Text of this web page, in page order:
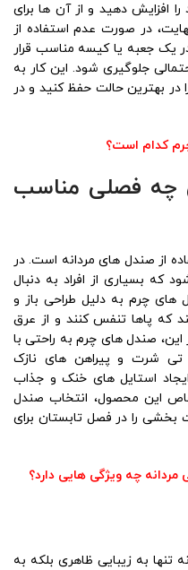
افزایش دهید و از آن‌ ها برای
در صورت عدم استفاده از
یک جعبه یا کیسه مناسب قرار
جلوگیری شود. این کار به
بهترین حالت حفظ کنید و در
کدام است؟
چه فصلی مناسب
از صندل های مردانه است. در
که بسیاری از افراد به دنبال
چرم به دلیل طراحی باز و
که پاها تنفس کنند و از عرق
این، صندل‌ های چرم به راحتی با
تی‌ شرت و پیراهن‌ های نازک
استایل ‌های خنک و جذاب
این محصول، انتخاب صندل
‌بخشی را در فصل تابستان برای
چه ویژگی هایی دارد؟
تنها به زیبایی ظاهری بلکه به